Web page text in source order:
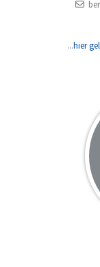
...hier